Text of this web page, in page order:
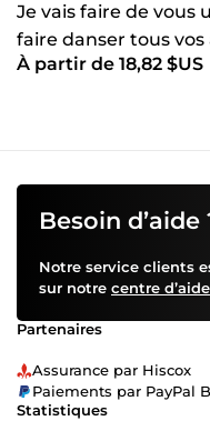
Je vais faire de vous
faire danser tous vos
À partir de 18,82 $US
Besoin d’aide
Notre service clients
sur notre centre d’aide
Partenaires
Assurance par Hiscox
Paiements par PayPal
Statistiques